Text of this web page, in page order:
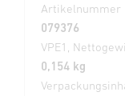
Artikelnummer
079376
VPE1,
0,154 kg